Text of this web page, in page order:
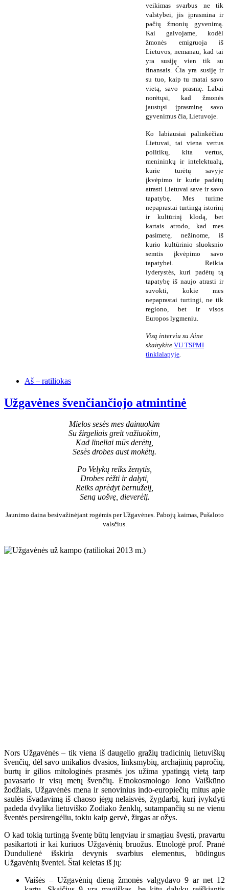
veikimas svarbus ne tik
valstybei, jis įprasmina ir
pačių žmonių gyvenimą.
Kai galvojame, kodėl
žmonės emigruoja iš
Lietuvos, nemanau, kad tai
yra susiję vien tik su
finansais. Čia yra susiję ir
su tuo, kaip tu matai savo
vietą, savo prasmę. Labai
norėtųsi, kad žmonės
jaustųsi įprasminę savo
gyvenimus čia, Lietuvoje.
Ko labiausiai palinkėčiau
Lietuvai, tai viena vertus
politikų, kita vertus,
menininkų ir intelektualų,
kurie turėtų savyje
įkvėpimo ir kurie padėtų
atrasti Lietuvai save ir savo
tapatybę. Mes turime
nepaprastai turtingą istorinį
ir kultūrinį klodą, bet
kartais atrodo, kad mes
pasimetę, nežinome, iš
kurio kultūrinio sluoksnio
semtis įkvėpimo savo
tapatybei. Reikia
lyderystės, kuri padėtų tą
tapatybę iš naujo atrasti ir
suvokti, kokie mes
nepaprastai turtingi, ne tik
regiono, bet ir visos
Europos lygmeniu.
Visą interviu su Aine
skaitykite VU TSPMI
tinklalapyje
Aš – ratiliokas
Užgavėnes švenčiančiojo atmintinė
Mielos sesės mes dainuokim
Su žirgeliais greit važiuokim,
Kad lineliai mūs derėtų,
Sesės drobes aust mokėtų.
Po Velykų reiks ženytis,
Drobes rėžti ir dalyti,
Reiks aprėdyt bernuželį,
Seną uošvę, dieverėlį.
Jaunimo daina besivažinėjant rogėmis per Užgavėnes. Pabojų kaimas, Pušaloto
valsčius.
Nors Užgavėnės – tik viena iš daugelio gražių tradicinių lietuviškų
švenčių, dėl savo unikalios dvasios, linksmybių, archajinių papročių,
burtų ir gilios mitologinės prasmės jos užima ypatingą vietą tarp
pavasario ir visų metų švenčių. Etnokosmologo Jono Vaiškūno
žodžiais, Užgavėnės mena ir senovinius indo-europiečių mitus apie
saulės išvadavimą iš chaoso jėgų nelaisvės, žygdarbį, kurį įvykdyti
padeda dvylika lietuviško Zodiako ženklų, sutampančių su ne vienu
šventės persirengėliu, tokiu kaip gervė, žirgas ar ožys.
O kad tokią turtingą šventę būtų lengviau ir smagiau švęsti, pravartu
pasikartoti ir kai kuriuos Užgavėnių bruožus. Etnologė prof. Pranė
Dundulienė išskiria devynis svarbius elementus, būdingus
Užgavėnių šventei. Štai keletas iš jų:
Vaišės – Užgavėnių dieną žmonės valgydavo 9 ar net 12